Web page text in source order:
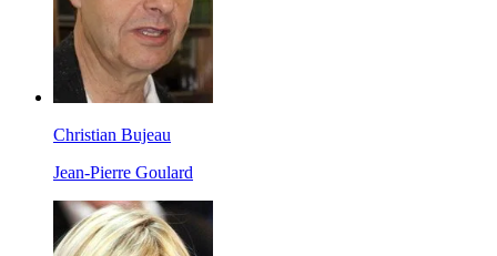
Christian Bujeau
Jean-Pierre Goulard